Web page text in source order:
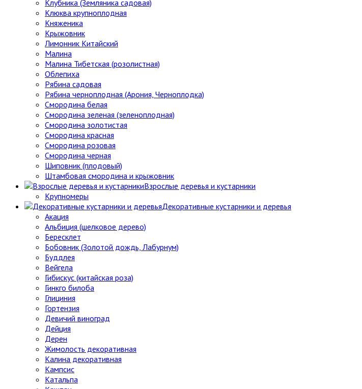
Клубника (Земляника садовая)
Клюква крупноплодная
Княженика
Крыжовник
Лимонник Китайский
Малина
Малина Тибетская (розолистная)
Облепиха
Рябина садовая
Рябина черноплодная (Арония, Черноплодка)
Смородина белая
Смородина зеленая (зеленоплодная)
Смородина золотистая
Смородина красная
Смородина розовая
Смородина черная
Шиповник (плодовый)
Штамбовая смородина и крыжовник
Взрослые деревья и кустарники
Крупномеры
Декоративные кустарники и деревья
Акация
Альбиция (шелковое дерево)
Бересклет
Бобовник (Золотой дождь, Лабурнум)
Буддлея
Вейгела
Гибискус (китайская роза)
Гинкго билоба
Глициния
Гортензия
Девичий виноград
Дейция
Дерен
Жимолость декоративная
Калина декоративная
Кампсис
Катальпа